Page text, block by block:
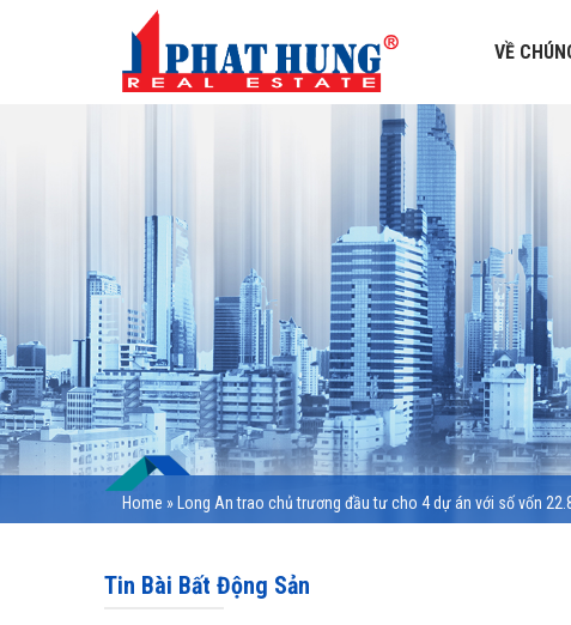
VỀ
Home » Long An trao chủ trương đầu tư cho 4 dự án với số vốn
Tin Bài Bất Động Sản